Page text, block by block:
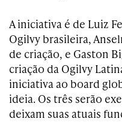
A iniciativa é de Luiz
Ogilvy brasileira,
de criação, e Gaston
criação da Ogilvy
iniciativa ao board
ideia. Os três serão
deixam suas atuais